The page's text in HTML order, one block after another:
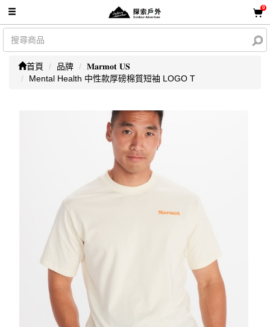
0
首頁 品牌
𝐌𝐚𝐫𝐦𝐨𝐭 𝐔𝐒
Mental Health 中性款厚磅棉質短袖 LOGO T